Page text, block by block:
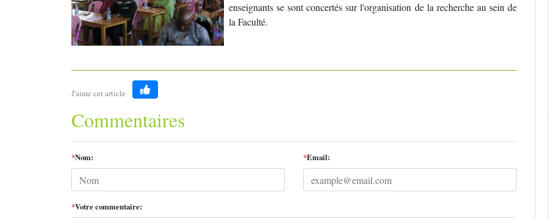
enseignants se sont concertés sur l'organisation de la recherche au sein de
la Faculté.
J'aime cet article
Like
Commentaires
*Nom: *Email:
*Votre commentaire: